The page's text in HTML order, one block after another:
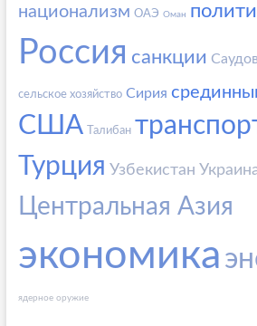
национализм ОАЭ Оман
Россия санкции
сельское хозяйство Сирия
США Талибан
Турция Узбекистан
Центральная Азия
экономика
ядерное оружие